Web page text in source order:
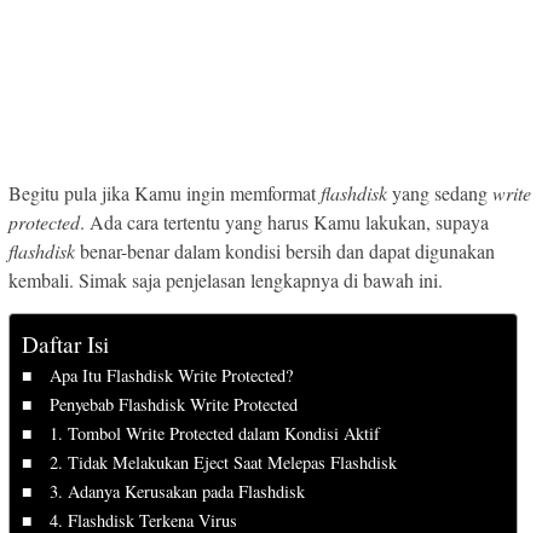
Begitu pula jika Kamu ingin memformatflashdiskyang sedangwrite
protected. Ada cara tertentu yang harus Kamu lakukan, supaya
flashdiskbenar-benar dalam kondisi bersih dan dapat digunakan
kembali. Simak saja penjelasan lengkapnya di bawah ini.
Daftar Isi
Apa Itu Flashdisk Write Protected?
Penyebab Flashdisk Write Protected
1. Tombol Write Protected dalam Kondisi Aktif
2. Tidak Melakukan Eject Saat Melepas Flashdisk
3. Adanya Kerusakan pada Flashdisk
4. Flashdisk Terkena Virus